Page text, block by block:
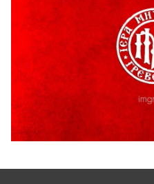
Ο ΑΝΔΡΕΑΣ ΑΣΛΑΝΙΔΗΣ
ΓΡΕΒΕΝΩΝ
5 Αυγούστου 2026
Ευχαριστήριο
Παρασχάκη Αθανάσιο
5 Αυγούστου 2026
Διακοπή υδροδότησης
5 Αυγούστου 2026